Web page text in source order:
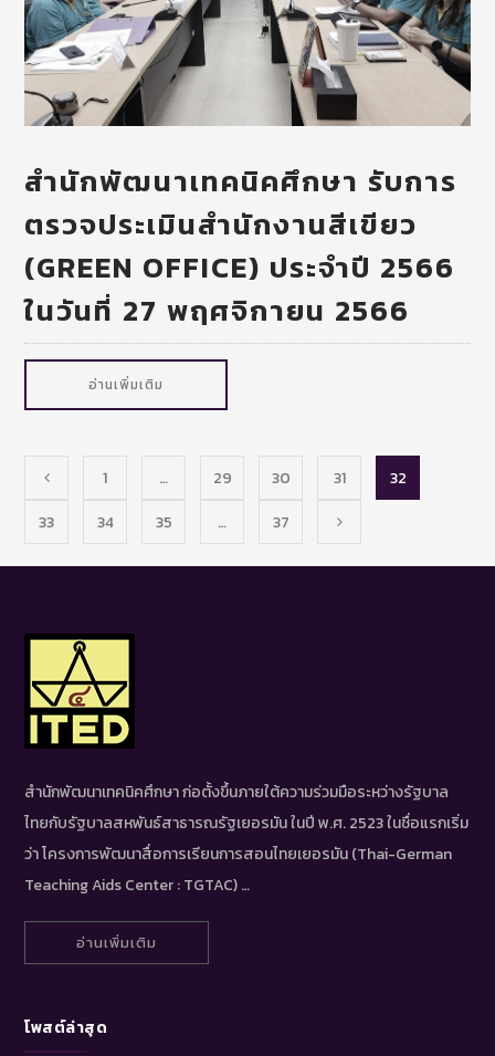
สำนักพัฒนาเทคนิคศึกษา รับการ
ตรวจประเมินสำนักงานสีเขียว
(GREEN OFFICE) ประจำปี 2566
ในวันที่ 27 พฤศจิกายน 2566
อ่านเพิ่มเติม
1 … 29 30 31
32
33
34 35 … 37
สำนักพัฒนาเทคนิคศึกษา ก่อตั้งขึ้นภายใต้ความร่วมมือระหว่างรัฐบาล
ไทยกับรัฐบาลสหพันธ์สาธารณรัฐเยอรมัน ในปี พ.ศ. 2523 ในชื่อแรกเริ่ม
ว่า โครงการพัฒนาสื่อการเรียนการสอนไทยเยอรมัน (Thai-German
Teaching Aids Center : TGTAC) …
อ่านเพิ่มเติม
โพสต์ล่าสุด